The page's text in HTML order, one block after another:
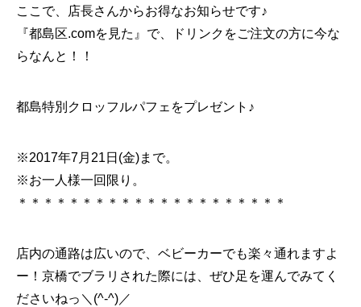
ここで、店長さんからお得なお知らせです♪
『都島区.comを見た』で、ドリンクをご注文の方に今な
らなんと！！
都島特別クロッフルパフェをプレゼント♪
※2017年7月21日(金)まで。
※お一人様一回限り。
＊＊＊＊＊＊＊＊＊＊＊＊＊＊＊＊＊＊＊＊＊
店内の通路は広いので、ベビーカーでも楽々通れますよ
ー！京橋でブラリされた際には、ぜひ足を運んでみてく
ださいねっ＼(^-^)／